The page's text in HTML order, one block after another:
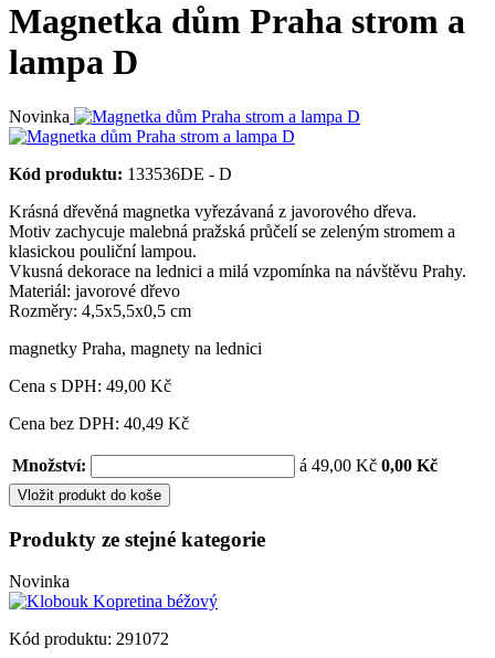
Magnetka dům Praha strom a
lampa D
Novinka
Kód produktu: 133536DE - D
Krásná dřevěná magnetka vyřezávaná z javorového dřeva.
Motiv zachycuje malebná pražská průčelí se zeleným stromem a
klasickou pouliční lampou.
Vkusná dekorace na lednici a milá vzpomínka na návštěvu Prahy.
Materiál: javorové dřevo
Rozměry: 4,5x5,5x0,5 cm
magnetky Praha, magnety na lednici
Cena s DPH: 49,00 Kč
Cena bez DPH: 40,49 Kč
Množství: á 49,00 Kč 0,00 Kč
Vložit produkt do koše
Produkty ze stejné kategorie
Novinka
Kód produktu: 291072